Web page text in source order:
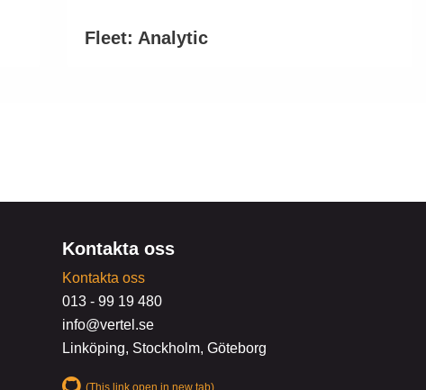
Fleet: Analytic
Kontakta oss
Kontakta oss
013 - 99 19 480
info@vertel.se
Linköping, Stockholm, Göteborg